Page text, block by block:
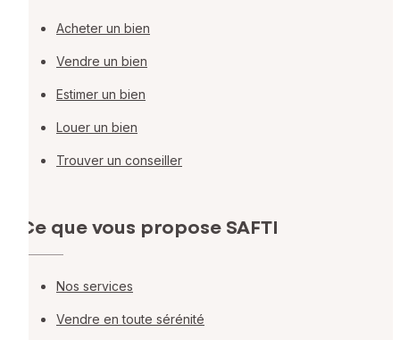
Acheter un bien
Vendre un bien
Estimer un bien
Louer un bien
Trouver un conseiller
Ce que vous propose SAFTI
Nos services
Vendre en toute sérénité